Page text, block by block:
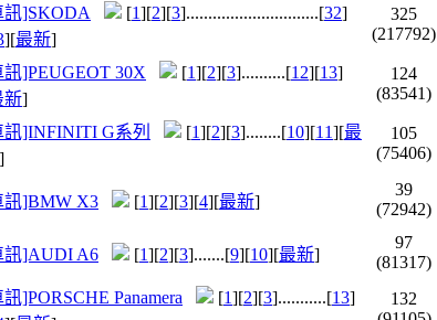
訊]SKODA
[1][2][3]..............................[32]
][最新]
325
(217792)
訊]PEUGEOT 30X
[1][2][3]..........[12][13]
新]
124
(83541)
訊]INFINITI G系列
[1][2][3]........[10][11][最
]
105
(75406)
訊]BMW X3 [1][2][3][4][最新]
39
(72942)
訊]AUDI A6 [1][2][3].......[9][10][最新]
97
(81317)
]PORSCHE Panamera
[1][2][3]...........[13]
132